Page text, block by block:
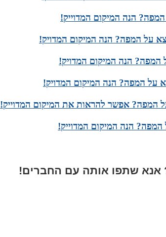
הנה המיקום המדוייק!
על המפה? הנה המיקום המדויק!
המפה? הנה המיקום המדויק!
על המפה? הנה המיקום המדויק!
המפה? אפשר להראות את המיקום המדוייק!
הנה המיקום המדוייק!
שתפו אותה עם החברים!